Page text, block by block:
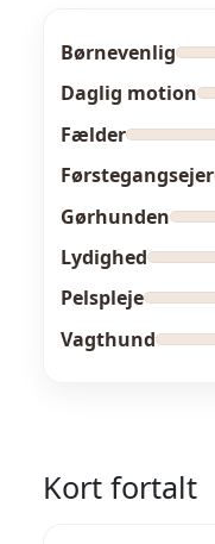
Børnevenlig
Daglig motion
Fælder
Førstegangsejer
Gørhunden
Lydighed
Pelspleje
Vagthund
Kort fortalt